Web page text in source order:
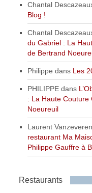
Chantal
Blog !
Chantal
du Gabriel : La
de Bertrand
Philippe dans Les
PHILIPPE dans
: La Haute Couture
Noeureuil
Laurent Vanzeveren
restaurant Ma
Philippe Gauffre à
Restaurants